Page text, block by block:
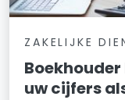
ZAKELIJKE
uw cijfers